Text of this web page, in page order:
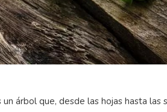
un árbol que, desde las hojas hasta